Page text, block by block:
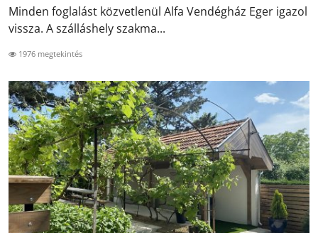
Minden foglalást közvetlenül Alfa Vendégház Eger igazol
vissza. A szálláshely szakma...
1976 megtekintés